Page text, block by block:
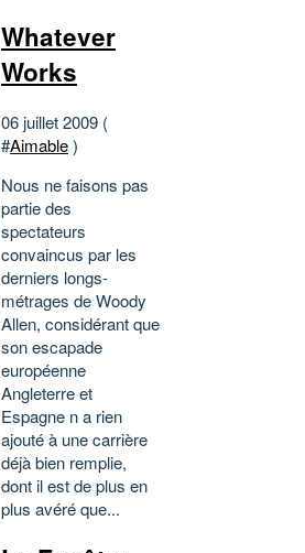
Whatever
Works
06 juillet 2009 (
#Aimable)
Nous ne faisons pas
partie des
spectateurs
convaincus par les
derniers longs-
métrages de Woody
Allen, considérant que
son escapade
européenne
Angleterre et
Espagne n a rien
ajouté à une carrière
déjà bien remplie,
dont il est de plus en
plus avéré que...